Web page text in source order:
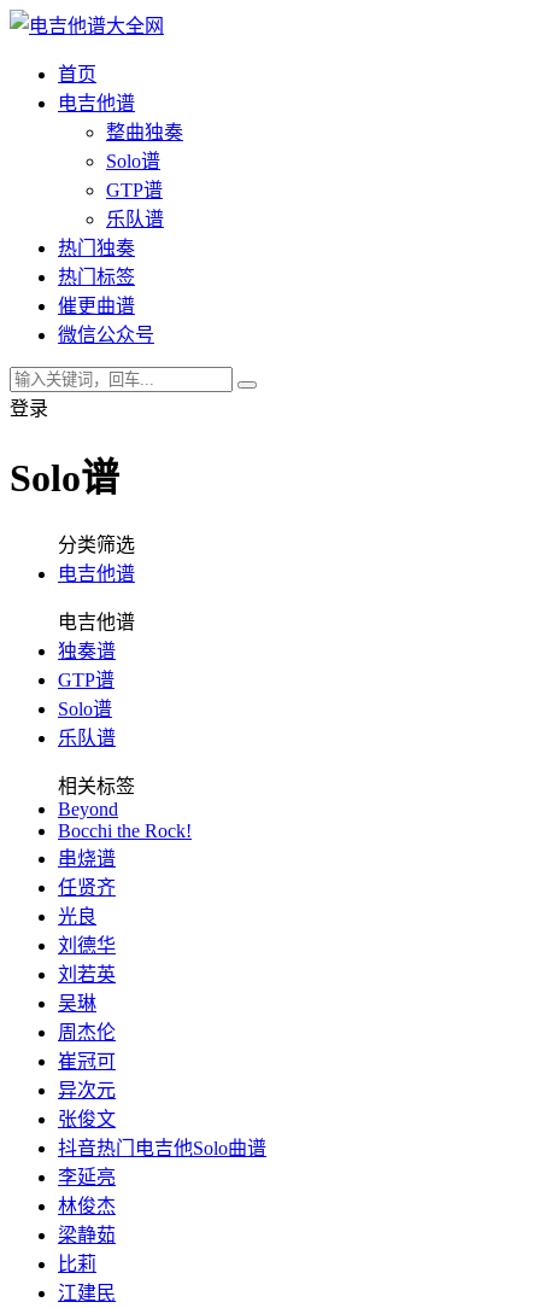
首页
电吉他谱
整曲独奏
Solo谱
GTP谱
乐队谱
热门独奏
热门标签
催更曲谱
微信公众号
登录
Solo谱
分类筛选
电吉他谱
电吉他谱
独奏谱
GTP谱
Solo谱
乐队谱
相关标签
Beyond
Bocchi the Rock!
串烧谱
任贤齐
光良
刘德华
刘若英
吴琳
周杰伦
崔冠可
异次元
张俊文
抖音热门电吉他Solo曲谱
李延亮
林俊杰
梁静茹
比莉
江建民